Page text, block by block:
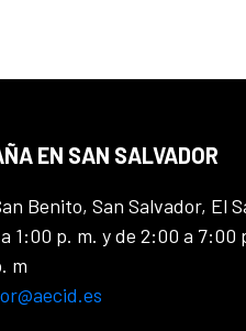
EN SAN SALVADOR
Benito, San Salvador, El
1:00 p. m. y de 2:00 a 7:00
m